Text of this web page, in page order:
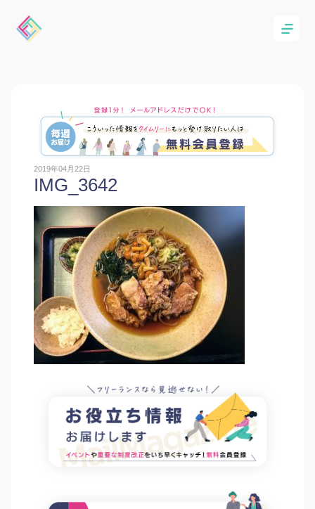
2019年04月22日
IMG_3642